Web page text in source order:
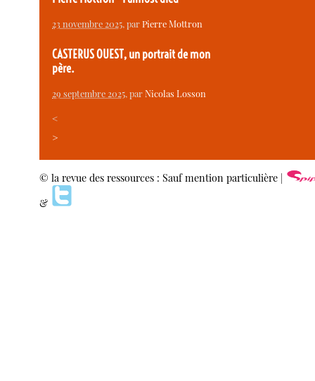
23 novembre 2025, parPierre Mottron
CASTERUS OUEST, un portrait de mon
père.
29 septembre 2025, parNicolas Losson
<
>
© la revue des ressources : Sauf mention particulière |
&